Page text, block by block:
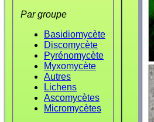
Par groupe
Basidiomycète
Discomycète
Pyrénomycète
Myxomycète
Autres
Lichens
Ascomycètes
Micromycètes